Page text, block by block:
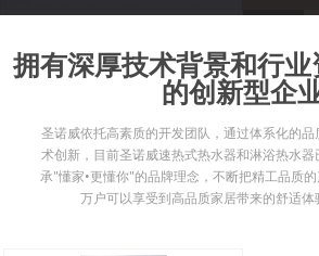
1 2 3 4 5
拥有深厚技术背景和行
的创新型企
圣诺威依托高素质的开发团队，通过体系化的
术创新，目前圣诺威速热式热水器和淋浴热水
承"懂家•更懂你"的品牌理念，不断把精工品质
万户可以享受到高品质家居带来的舒适体